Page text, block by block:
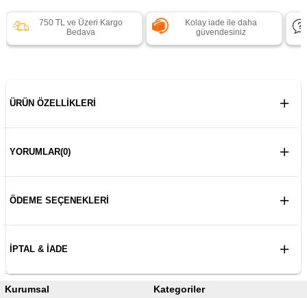
750 TL ve Üzeri Kargo
Bedava
Kolay iade ile daha
güvendesiniz
ÜRÜN ÖZELLIKLERI
YORUMLAR(0)
ÖDEME SEÇENEKLERI
İPTAL & İADE
Kurumsal Kategoriler